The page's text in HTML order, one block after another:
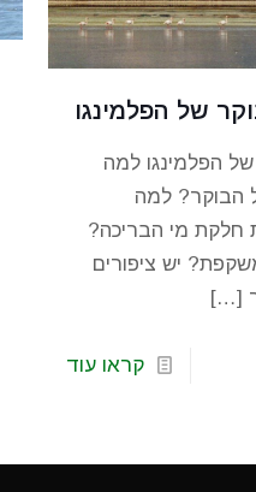
של הפלמינגו
הפלמינגו למה
הבוקר? למה
חלקת מי הבריכה?
יש ציפורים
[…]
קראו עוד